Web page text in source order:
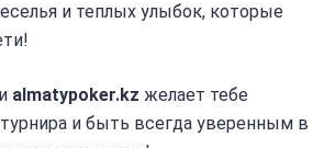
и теплых улыбок, которые
almatypoker.kz желает тебе
и быть всегда уверенным в